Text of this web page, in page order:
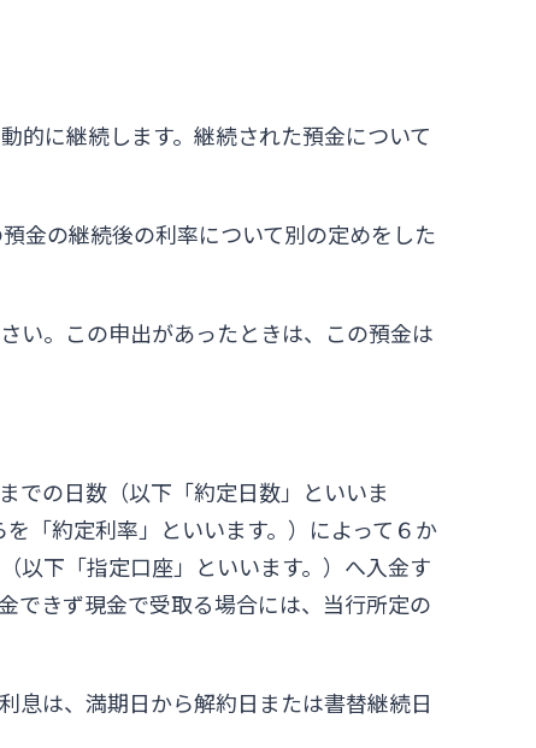
的に継続します。継続された預金について
金の継続後の利率について別の定めをした
い。この申出があったときは、この預金は
での日数（以下「約定日数」といいま
「約定利率」といいます。）によって６か
以下「指定口座」といいます。）へ入金す
できず現金で受取る場合には、当行所定の
息は、満期日から解約日または書替継続日